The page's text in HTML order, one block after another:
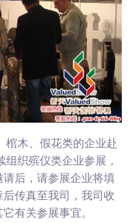
木、假花类的企业赴
织殡仪类企业参展，
后，请参展企业将填
传真至我司，我司收
有关参展事宜。